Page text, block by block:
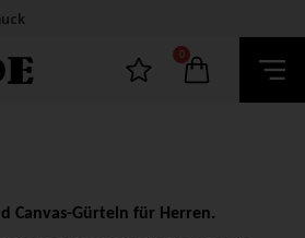
0
Canvas-Gürteln für Herren.